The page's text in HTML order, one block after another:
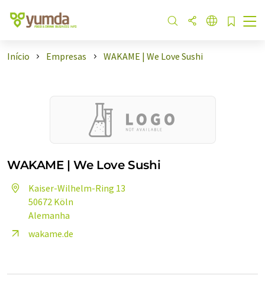
Início Empresas WAKAME | We Love Sushi
WAKAME | We Love Sushi
Kaiser-Wilhelm-Ring 13
50672 Köln
Alemanha
wakame.de